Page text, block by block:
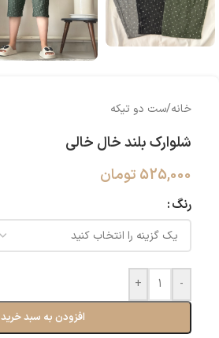
خانه/ست دو تیکه
شلوارک بلند خال خالی
525,000 تومان
رنگ
-
+
افزودن به سبد خرید